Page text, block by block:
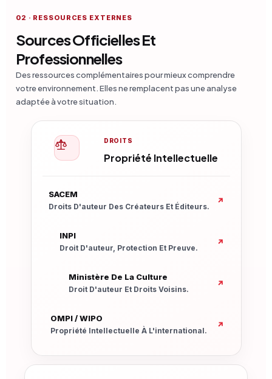
02 · RESSOURCES EXTERNES
Sources Officielles Et
Professionnelles
Des ressources complémentaires pour mieux comprendre
votre environnement. Elles ne remplacent pas une analyse
adaptée à votre situation.
DROITS
Propriété Intellectuelle
SACEM
Droits D'auteur Des Créateurs Et Éditeurs.
↗
Nouvelle Fenêtre
INPI
Droit D'auteur, Protection Et Preuve.
↗
Nouvelle Fenêtre
Ministère De La Culture
Droit D'auteur Et Droits Voisins.
↗
Nouvelle Fenêtre
OMPI / WIPO
Propriété Intellectuelle À L'international.
↗
Nouvelle Fenêtre